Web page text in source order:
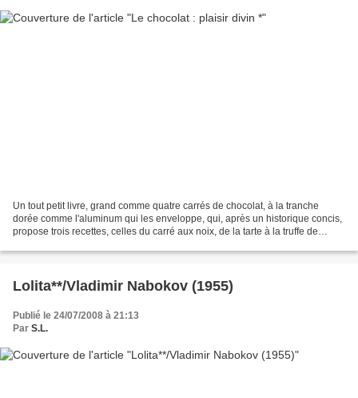
Un tout petit livre, grand comme quatre carrés de chocolat, à la tranche
dorée comme l'aluminum qui les enveloppe, qui, après un historique concis,
propose trois recettes, celles du carré aux noix, de la tarte à la truffe de
Lolita**/Vladimir Nabokov (1955)
Publié le 24/07/2008 à 21:13
Par S.L.